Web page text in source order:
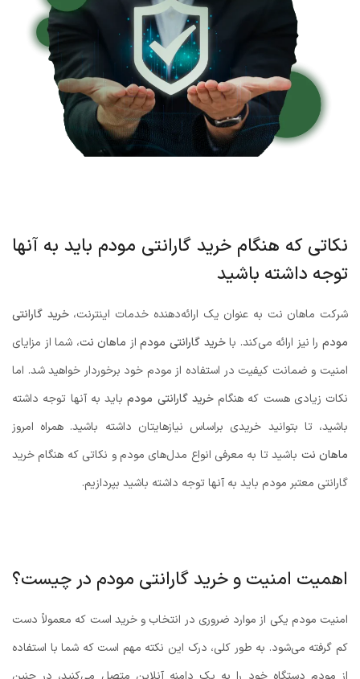
نکاتی که هنگام خرید گارانتی مودم باید به آنها
توجه داشته باشید
شرکت ماهان نت به عنوان یک ارائه‌دهنده خدمات اینترنت،خرید گارانتی
مودمرا نیز ارائه می‌کند. باخرید گارانتی مودماز ماهان نت، شما از مزایای
امنیت و ضمانت کیفیت در استفاده از مودم خود برخوردار خواهید شد. اما
نکات زیادی هست که هنگامخرید گارانتی مودمباید به آنها توجه داشته
باشید، تا بتوانید خریدی براساس نیازهایتان داشته باشید. همراه امروز
ماهان نت باشید تا به معرفی انواع مدل‌های مودم و نکاتی که هنگام خرید
گارانتی معتبر مودم باید به آنها توجه داشته باشید بپردازیم.
اهمیت امنیت و خرید گارانتی مودم در چیست؟
امنیت مودم یکی از موارد ضروری در انتخاب و خرید است که معمولاً دست
کم گرفته می‌شود. به طور کلی، درک این نکته مهم است که شما با استفاده